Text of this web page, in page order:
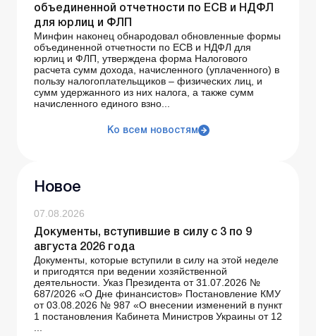
объединенной отчетности по ЕСВ и НДФЛ
для юрлиц и ФЛП
Минфин наконец обнародовал обновленные формы
объединенной отчетности по ЕСВ и НДФЛ для
юрлиц и ФЛП, утверждена форма Налогового
расчета сумм дохода, начисленного (уплаченного) в
пользу налогоплательщиков – физических лиц, и
сумм удержанного из них налога, а также сумм
начисленного единого взно...
Ко всем новостям
Новое
07.08.2026
Документы, вступившие в силу с 3 по 9
августа 2026 года
Документы, которые вступили в силу на этой неделе
и пригодятся при ведении хозяйственной
деятельности. Указ Президента от 31.07.2026 №
687/2026 «О Дне финансистов» Постановление КМУ
от 03.08.2026 № 987 «О внесении изменений в пункт
1 постановления Кабинета Министров Украины от 12